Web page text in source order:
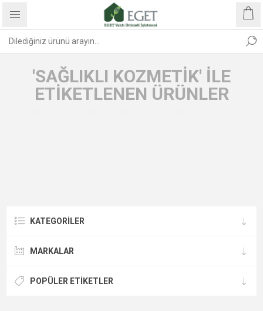
'SAĞLIKLI KOZMETIK' ILE
ETIKETLENEN ÜRÜNLER
KATEGORİLER
MARKALAR
POPÜLER ETIKETLER